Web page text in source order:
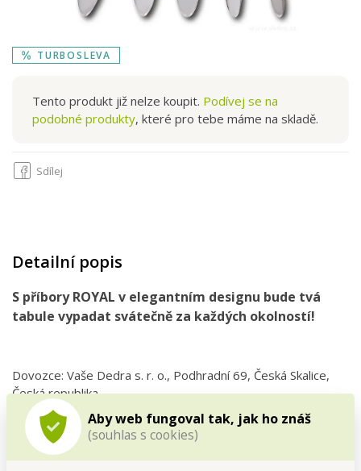
Aby web fungoval tak, jak ho znáš
(souhlas s cookies)
TURBOSLEVA
Tento produkt již nelze koupit. Podívej se na
podobné produkty, které pro tebe máme na skladě.
Sdílej
Detailní popis
S příbory ROYAL v elegantním designu bude tvá
tabule vypadat svátečně za každých okolností!
Dovozce: Vaše Dedra s. r. o., Podhradní 69, Česká Skalice,
Česká republika
Kontakt